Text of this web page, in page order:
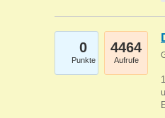
0
Punkte
4464
Aufrufe